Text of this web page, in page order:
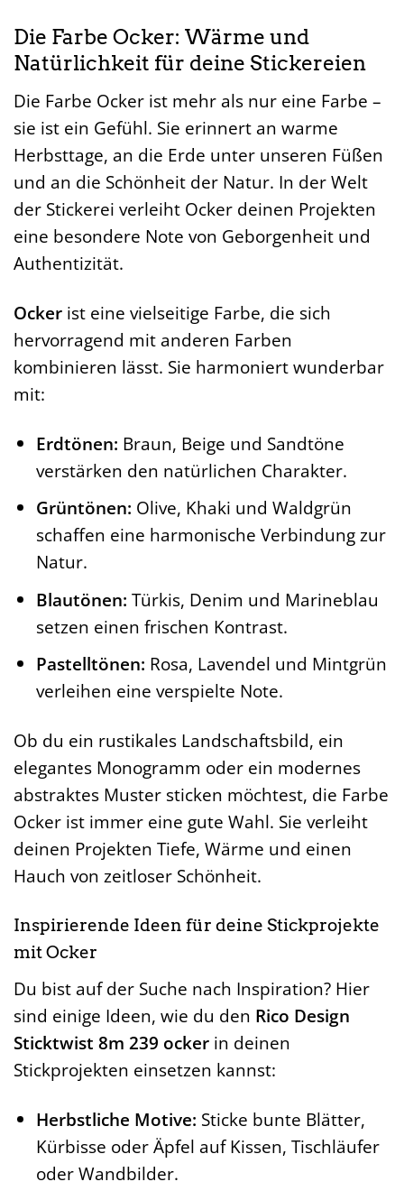
Die Farbe Ocker: Wärme und
Natürlichkeit für deine Stickereien
Die Farbe Ocker ist mehr als nur eine Farbe –
sie ist ein Gefühl. Sie erinnert an warme
Herbsttage, an die Erde unter unseren Füßen
und an die Schönheit der Natur. In der Welt
der Stickerei verleiht Ocker deinen Projekten
eine besondere Note von Geborgenheit und
Authentizität.
Ocker ist eine vielseitige Farbe, die sich
hervorragend mit anderen Farben
kombinieren lässt. Sie harmoniert wunderbar
mit:
Erdtönen: Braun, Beige und Sandtöne
verstärken den natürlichen Charakter.
Grüntönen: Olive, Khaki und Waldgrün
schaffen eine harmonische Verbindung zur
Natur.
Blautönen: Türkis, Denim und Marineblau
setzen einen frischen Kontrast.
Pastelltönen: Rosa, Lavendel und Mintgrün
verleihen eine verspielte Note.
Ob du ein rustikales Landschaftsbild, ein
elegantes Monogramm oder ein modernes
abstraktes Muster sticken möchtest, die Farbe
Ocker ist immer eine gute Wahl. Sie verleiht
deinen Projekten Tiefe, Wärme und einen
Hauch von zeitloser Schönheit.
Inspirierende Ideen für deine Stickprojekte
mit Ocker
Du bist auf der Suche nach Inspiration? Hier
sind einige Ideen, wie du den Rico Design
Sticktwist 8m 239 ocker in deinen
Stickprojekten einsetzen kannst:
Herbstliche Motive: Sticke bunte Blätter,
Kürbisse oder Äpfel auf Kissen, Tischläufer
oder Wandbilder.